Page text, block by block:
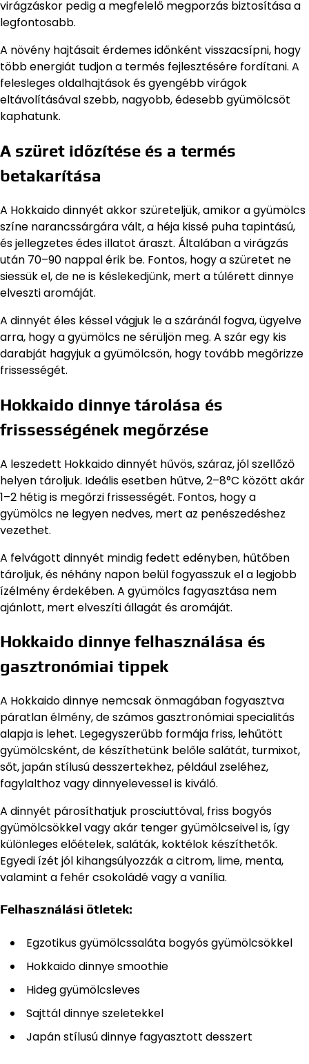
virágzáskor pedig a megfelelő megporzás biztosítása a
legfontosabb.
A növény hajtásait érdemes időnként visszacsípni, hogy
több energiát tudjon a termés fejlesztésére fordítani. A
felesleges oldalhajtások és gyengébb virágok
eltávolításával szebb, nagyobb, édesebb gyümölcsöt
kaphatunk.
A szüret időzítése és a termés
betakarítása
A Hokkaido dinnyét akkor szüreteljük, amikor a gyümölcs
színe narancssárgára vált, a héja kissé puha tapintású,
és jellegzetes édes illatot áraszt. Általában a virágzás
után 70–90 nappal érik be. Fontos, hogy a szüretet ne
siessük el, de ne is késlekedjünk, mert a túlérett dinnye
elveszti aromáját.
A dinnyét éles késsel vágjuk le a száránál fogva, ügyelve
arra, hogy a gyümölcs ne sérüljön meg. A szár egy kis
darabját hagyjuk a gyümölcsön, hogy tovább megőrizze
frissességét.
Hokkaido dinnye tárolása és
frissességének megőrzése
A leszedett Hokkaido dinnyét hűvös, száraz, jól szellőző
helyen tároljuk. Ideális esetben hűtve, 2–8°C között akár
1–2 hétig is megőrzi frissességét. Fontos, hogy a
gyümölcs ne legyen nedves, mert az penészedéshez
vezethet.
A felvágott dinnyét mindig fedett edényben, hűtőben
tároljuk, és néhány napon belül fogyasszuk el a legjobb
ízélmény érdekében. A gyümölcs fagyasztása nem
ajánlott, mert elveszíti állagát és aromáját.
Hokkaido dinnye felhasználása és
gasztronómiai tippek
A Hokkaido dinnye nemcsak önmagában fogyasztva
páratlan élmény, de számos gasztronómiai specialitás
alapja is lehet. Legegyszerűbb formája friss, lehűtött
gyümölcsként, de készíthetünk belőle salátát, turmixot,
sőt, japán stílusú desszertekhez, például zseléhez,
fagylalthoz vagy dinnyelevessel is kiváló.
A dinnyét párosíthatjuk prosciuttóval, friss bogyós
gyümölcsökkel vagy akár tenger gyümölcseivel is, így
különleges előételek, saláták, koktélok készíthetők.
Egyedi ízét jól kihangsúlyozzák a citrom, lime, menta,
valamint a fehér csokoládé vagy a vanília.
Felhasználási ötletek:
Egzotikus gyümölcssaláta bogyós gyümölcsökkel
Hokkaido dinnye smoothie
Hideg gyümölcsleves
Sajttál dinnye szeletekkel
Japán stílusú dinnye fagyasztott desszert